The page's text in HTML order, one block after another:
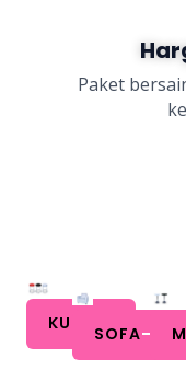
Paket
KURSI SOFA